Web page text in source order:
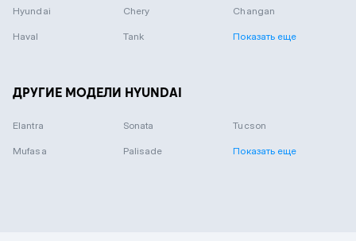
Hyundai Chery Changan
Haval Tank Показать еще
ДРУГИЕ МОДЕЛИ HYUNDAI
Elantra Sonata Tucson
Mufasa Palisade Показать еще